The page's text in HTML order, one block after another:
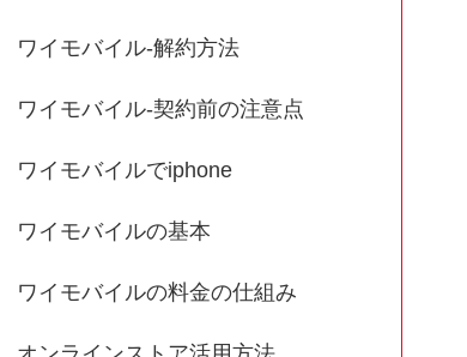
ワイモバイル-解約方法
ワイモバイル-契約前の注意点
ワイモバイルでiphone
ワイモバイルの基本
ワイモバイルの料金の仕組み